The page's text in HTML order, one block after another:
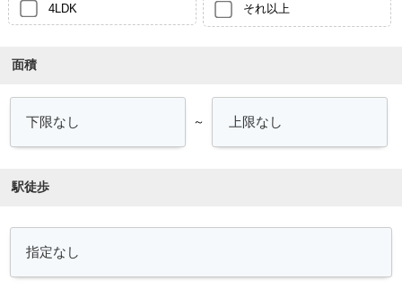
4LDK それ以上
面積
～
駅徒歩